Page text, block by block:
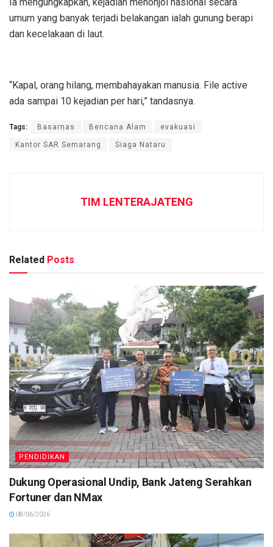
umum yang banyak terjadi belakangan ialah gunung berapi
dan kecelakaan di laut.
“Kapal, orang hilang, membahayakan manusia. File active
ada sampai 10 kejadian per hari,” tandasnya.
Tags: Basarnas Bencana Alam evakuasi
Kantor SAR Semarang Siaga Nataru
TIM LENTERAJATENG
Related Posts
PENDIDIKAN
Dukung Operasional Undip, Bank Jateng Serahkan
Fortuner dan NMax
08/06/2026